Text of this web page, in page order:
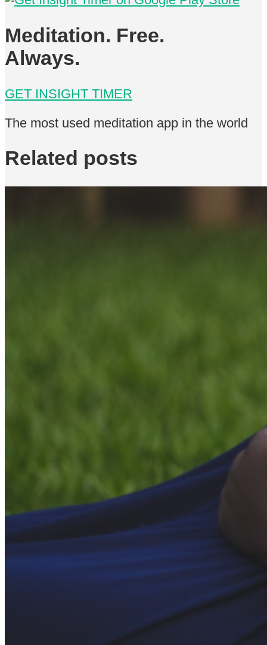
Meditation. Free.
Always.
GET INSIGHT TIMER
The most used meditation app in the world
Related posts